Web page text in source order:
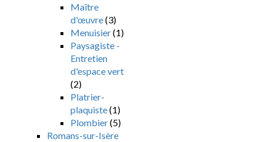
Maître
d'œuvre(3)
Menuisier(1)
Paysagiste -
Entretien
d'espace vert
(2)
Platrier-
plaquiste(1)
Plombier(5)
Romans-sur-Isère